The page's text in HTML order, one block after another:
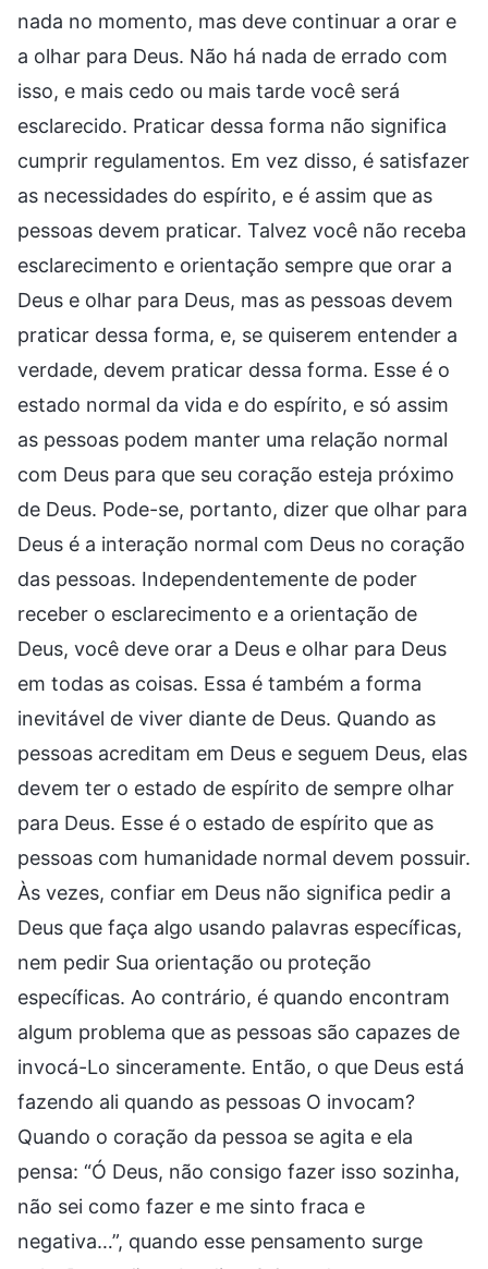
nada no momento, mas deve continuar a orar e
a olhar para Deus. Não há nada de errado com
isso, e mais cedo ou mais tarde você será
esclarecido. Praticar dessa forma não significa
cumprir regulamentos. Em vez disso, é satisfazer
as necessidades do espírito, e é assim que as
pessoas devem praticar. Talvez você não receba
esclarecimento e orientação sempre que orar a
Deus e olhar para Deus, mas as pessoas devem
praticar dessa forma, e, se quiserem entender a
verdade, devem praticar dessa forma. Esse é o
estado normal da vida e do espírito, e só assim
as pessoas podem manter uma relação normal
com Deus para que seu coração esteja próximo
de Deus. Pode-se, portanto, dizer que olhar para
Deus é a interação normal com Deus no coração
das pessoas. Independentemente de poder
receber o esclarecimento e a orientação de
Deus, você deve orar a Deus e olhar para Deus
em todas as coisas. Essa é também a forma
inevitável de viver diante de Deus. Quando as
pessoas acreditam em Deus e seguem Deus, elas
devem ter o estado de espírito de sempre olhar
para Deus. Esse é o estado de espírito que as
pessoas com humanidade normal devem possuir.
Às vezes, confiar em Deus não significa pedir a
Deus que faça algo usando palavras específicas,
nem pedir Sua orientação ou proteção
específicas. Ao contrário, é quando encontram
algum problema que as pessoas são capazes de
invocá-Lo sinceramente. Então, o que Deus está
fazendo ali quando as pessoas O invocam?
Quando o coração da pessoa se agita e ela
pensa: “Ó Deus, não consigo fazer isso sozinha,
não sei como fazer e me sinto fraca e
negativa…”, quando esse pensamento surge